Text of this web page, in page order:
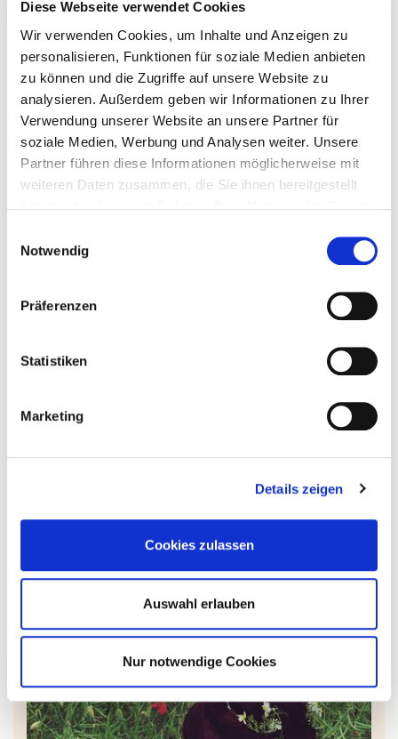
Diese Webseite verwendet Cookies
Wir verwenden Cookies, um Inhalte und Anzeigen zu
personalisieren, Funktionen für soziale Medien anbieten
zu können und die Zugriffe auf unsere Website zu
analysieren. Außerdem geben wir Informationen zu Ihrer
Verwendung unserer Website an unsere Partner für
soziale Medien, Werbung und Analysen weiter. Unsere
Partner führen diese Informationen möglicherweise mit
weiteren Daten zusammen, die Sie ihnen bereitgestellt
Notwendig
Präferenzen
Statistiken
Marketing
Details zeigen
Cookies zulassen
Auswahl erlauben
Nur notwendige Cookies
AUFSTIEGE (2016)
bis 9. Oktober 2016. In 27 Städten und Gemeinden
Installationen und Projektionen auf zahlreichen Treppen
ZUM FALTBLATT DER KULTURREGION STUTTGART
(MICHAELA GLEAVE)
(HARRISON & WOOD)
(ZILLA LEUTENEGGER)